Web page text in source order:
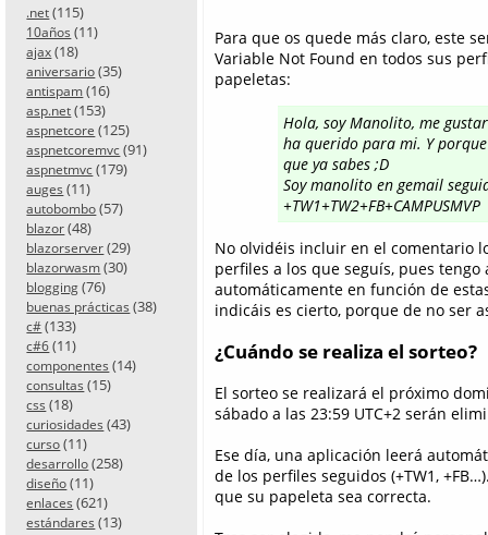
.net (115)
10años (11)
ajax (18)
aniversario (35)
antispam (16)
asp.net (153)
aspnetcore (125)
aspnetcoremvc (91)
aspnetmvc (179)
auges (11)
autobombo (57)
blazor (48)
blazorserver (29)
blazorwasm (30)
blogging (76)
buenas prácticas (38)
c# (133)
c#6 (11)
componentes (14)
consultas (15)
css (18)
curiosidades (43)
curso (11)
desarrollo (258)
diseño (11)
enlaces (621)
estándares (13)
Para que os quede más claro, este
Variable Not Found en todos sus
papeletas:
Hola, soy Manolito, me
ha querido para mi. Y
que ya sabes ;D
Soy manolito en gemail
+TW1+TW2+FB+CAMPUSMVP
No olvidéis incluir en el comentario
perfiles a los que seguís, pues
automáticamente en función de
indicáis es cierto, porque de no ser
¿Cuándo se realiza el sorteo?
El sorteo se realizará el próximo
sábado a las 23:59 UTC+2 serán
Ese día, una aplicación leerá
de los perfiles seguidos (+TW1,
que su papeleta sea correcta.